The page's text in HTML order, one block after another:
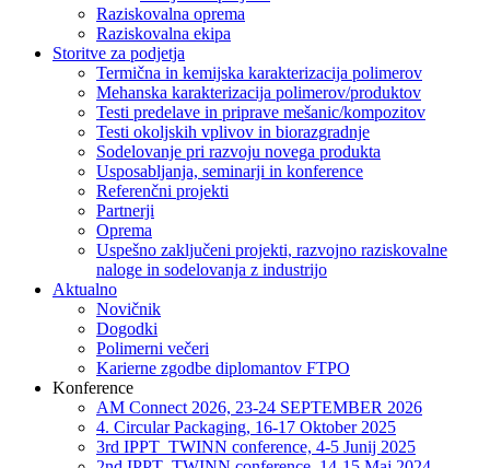
Raziskovalna oprema
Raziskovalna ekipa
Storitve za podjetja
Termična in kemijska karakterizacija polimerov
Mehanska karakterizacija polimerov/produktov
Testi predelave in priprave mešanic/kompozitov
Testi okoljskih vplivov in biorazgradnje
Sodelovanje pri razvoju novega produkta
Usposabljanja, seminarji in konference
Referenčni projekti
Partnerji
Oprema
Uspešno zaključeni projekti, razvojno raziskovalne
naloge in sodelovanja z industrijo
Aktualno
Novičnik
Dogodki
Polimerni večeri
Karierne zgodbe diplomantov FTPO
Konference
AM Connect 2026, 23-24 SEPTEMBER 2026
4. Circular Packaging, 16-17 Oktober 2025
3rd IPPT_TWINN conference, 4-5 Junij 2025